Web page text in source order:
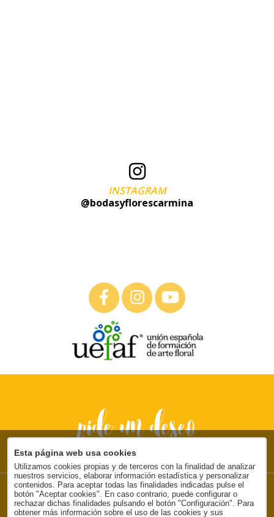
INSTAGRAM
@bodasyflorescarmina
pide un deseo
Floristería en Ondara
Bodas & Flores | C/ Dénia, 36 - Ondara
Esta página web usa cookies
Utilizamos cookies propias y de terceros con la finalidad de analizar
nuestros servicios, elaborar información estadística y personalizar
contenidos. Para aceptar todas las finalidades indicadas pulse el
botón "Aceptar cookies". En caso contrario, puede configurar o
rechazar dichas finalidades pulsando el botón "Configuración". Para
obtener más información sobre el uso de las cookies y sus